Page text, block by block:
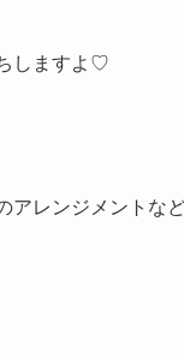
しますよ♡
アレンジメントな